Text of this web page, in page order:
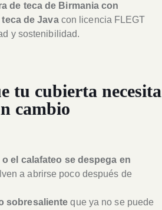
de teca de Birmania con
de Javacon licencia FLEGT
y sostenibilidad.
tu cubierta necesita
cambio
el calafateo se despega en
a abrirse poco después de
sobresaliente que ya no se puede